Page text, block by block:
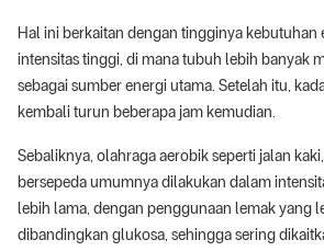
Hal ini berkaitan dengan tingginya kebutuhan
intensitas tinggi, di mana tubuh lebih banyak
sebagai sumber energi utama. Setelah itu,
kembali turun beberapa jam kemudian.
Sebaliknya, olahraga aerobik seperti jalan
bersepeda umumnya dilakukan dalam
lebih lama, dengan penggunaan lemak yang
dibandingkan glukosa, sehingga sering